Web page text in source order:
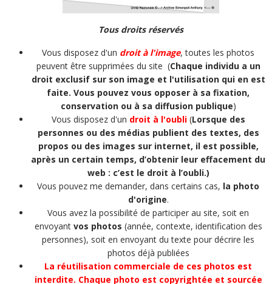
Tous droits réservés
Vous disposez d'un droit à l'image, toutes les photos
peuvent être supprimées du site (Chaque individu a un
droit exclusif sur son image et l'utilisation qui en est
faite. Vous pouvez vous opposer à sa fixation,
conservation ou à sa diffusion publique)
Vous disposez d'un droit à l'oubli(Lorsque des
personnes ou des médias publient des textes, des
propos ou des images sur internet, il est possible,
après un certain temps, d’obtenir leur effacement du
web : c’est le droit à l’oubli.)
Vous pouvez me demander, dans certains cas, la photo
d'origine.
Vous avez la possibilité de participer au site, soit en
envoyant vos photos (année, contexte, identification des
personnes), soit en envoyant du texte pour décrire les
photos déjà publiées
La réutilisation commerciale de ces photos est
interdite. Chaque photo est copyrightée et sourcée